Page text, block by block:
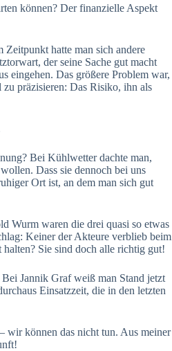
können? Der finanzielle Aspekt
Zeitpunkt hatte man sich andere
der seine Sache gut macht
eingehen. Das größere Problem war,
präzisieren: Das Risiko, ihn als
Bei Kühlwetter dachte man,
Dass sie dennoch bei uns
Ort ist, an dem man sich gut
Wurm waren die drei quasi so etwas
Keiner der Akteure verblieb beim
Sie sind doch alle richtig gut!
Jannik Graf weiß man Stand jetzt
Einsatzzeit, die in den letzten
wir können das nicht tun. Aus meiner